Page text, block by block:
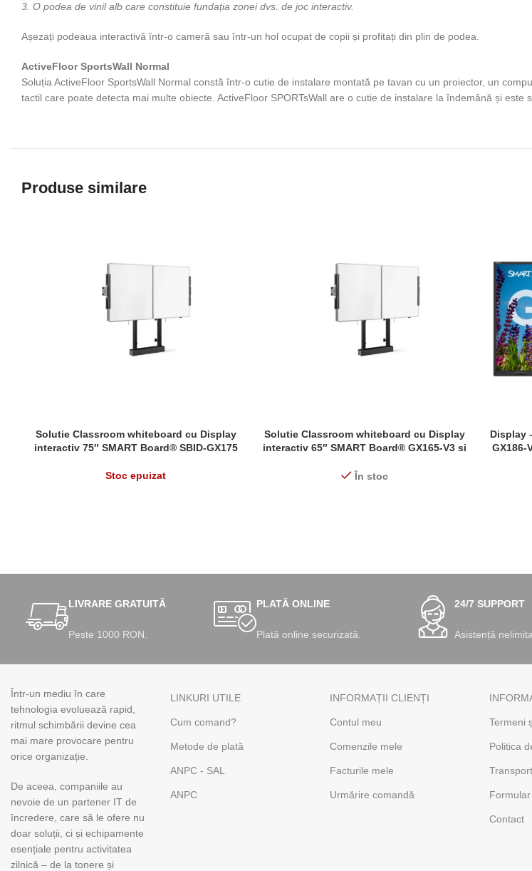
3. O podea de vinil alb care constituie fundația zonei dvs. de joc interactiv.
Așezați podeaua interactivă într-o cameră sau într-un hol ocupat de copii și profitați din plin de podea.
ActiveFloor SportsWall Normal
Soluția ActiveFloor SportsWall Normal constă într-o cutie de instalare montată pe tavan cu un proiector, un
tactil care poate detecta mai multe obiecte. ActiveFloor SPORTsWall are o cutie de instalare la îndemână și este
Produse similare
CITEȘTE MAI MULT
Solutie Classroom whiteboard cu Display
interactiv 75″ SMART Board® SBID-GX175
Stoc epuizat
CITEȘTE MAI MULT
Solutie Classroom whiteboard cu Display
interactiv 65″ SMART Board® GX165-V3 si
În stoc
ADAUGĂ
Display
GX186-
LIVRARE GRATUITĂ
Peste 1000 RON.
PLATĂ ONLINE
Plată online securizată.
24/7 SUPPORT
Asistență
Într-un mediu în care
tehnologia evoluează rapid,
ritmul schimbării devine cea
mai mare provocare pentru
orice organizație.
De aceea, companiile au
nevoie de un partener IT de
încredere, care să le ofere nu
doar soluții, ci și echipamente
esențiale pentru activitatea
zilnică – de la tonere și
LINKURI UTILE
Cum comand?
Metode de plată
ANPC - SAL
ANPC
INFORMAȚII CLIENȚI
Contul meu
Comenzile mele
Facturile mele
Urmărire comandă
Termeni
Politica
Contact